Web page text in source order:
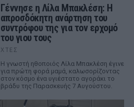
Γέννησε η Λίλα Μπακλέση: Η
απροσδόκητη ανάρτηση του
συντρόφου της για τον ερχομό
του γιου τους
ΧΤΕΣ
Η γνωστή ηθοποιός Λίλα Μπακλέση έγινε
για πρώτη φορά μαμά, καλωσορίζοντας
στον κόσμο ένα υγιέστατο αγοράκι το
βράδυ της Παρασκευής 7 Αυγούστου.